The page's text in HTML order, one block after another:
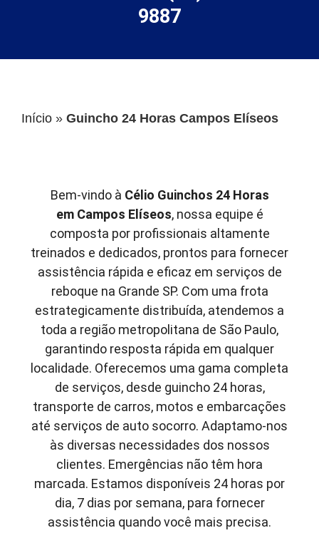
9887
Início » Guincho 24 Horas Campos Elíseos
Bem-vindo à Célio Guinchos 24 Horas
em Campos Elíseos, nossa equipe é
composta por profissionais altamente
treinados e dedicados, prontos para fornecer
assistência rápida e eficaz em serviços de
reboque na Grande SP. Com uma frota
estrategicamente distribuída, atendemos a
toda a região metropolitana de São Paulo,
garantindo resposta rápida em qualquer
localidade. Oferecemos uma gama completa
de serviços, desde guincho 24 horas,
transporte de carros, motos e embarcações
até serviços de auto socorro. Adaptamo-nos
às diversas necessidades dos nossos
clientes. Emergências não têm hora
marcada. Estamos disponíveis 24 horas por
dia, 7 dias por semana, para fornecer
assistência quando você mais precisa.